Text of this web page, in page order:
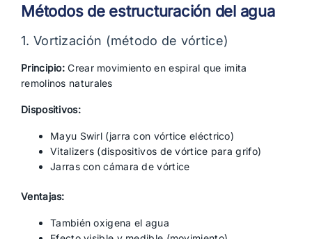
Métodos de estructuración del agua
1. Vortización (método de vórtice)
Principio: Crear movimiento en espiral que imita
remolinos naturales
Dispositivos:
Mayu Swirl (jarra con vórtice eléctrico)
Vitalizers (dispositivos de vórtice para grifo)
Jarras con cámara de vórtice
Ventajas:
También oxigena el agua